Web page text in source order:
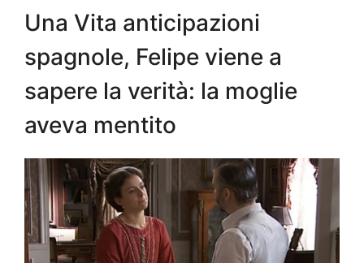
Una Vita anticipazioni
spagnole, Felipe viene a
sapere la verità: la moglie
aveva mentito